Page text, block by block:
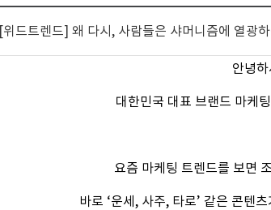
[위드트렌드] 왜 다시, 사람들은 샤머니즘에 열광
안녕
대한민국 대표 브랜드 마케
요즘 마케팅 트렌드를 보면
바로 ‘운세, 사주, 타로’ 같은 콘텐